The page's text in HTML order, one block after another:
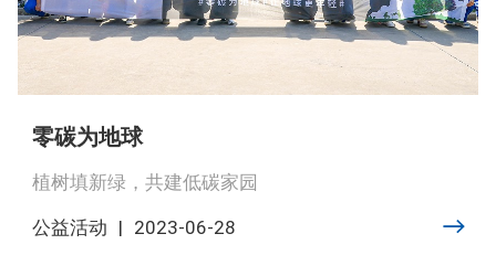
零碳为地球
植树填新绿，共建低碳家园
公益活动 | 2023-06-28